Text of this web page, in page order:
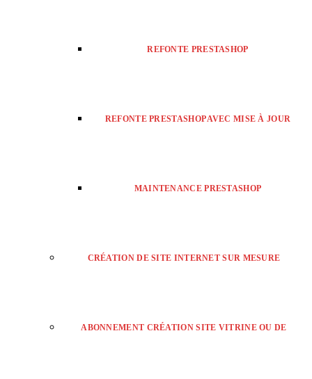
REFONTE PRESTASHOP
REFONTE PRESTASHOP AVEC MISE À JOUR
MAINTENANCE PRESTASHOP
CRÉATION DE SITE INTERNET SUR MESURE
ABONNEMENT CRÉATION SITE VITRINE OU DE